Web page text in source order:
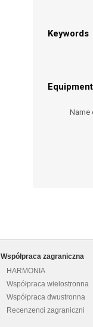
Keywords
Equipment
Name
Współpraca zagraniczna
HARMONIA
Współpraca wielostronna
Współpraca dwustronna
Recenzenci zagraniczni